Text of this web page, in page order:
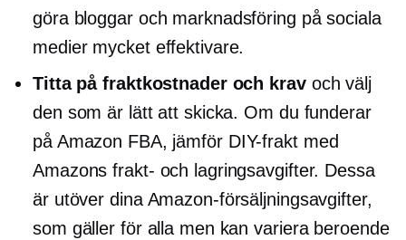
göra bloggar och marknadsföring på sociala
medier mycket effektivare.
Titta på fraktkostnader och kravoch välj
den som är lätt att skicka. Om du funderar
på Amazon FBA, jämför DIY-frakt med
Amazons frakt- och lagringsavgifter. Dessa
är utöver dina Amazon-försäljningsavgifter,
som gäller för alla men kan variera beroende